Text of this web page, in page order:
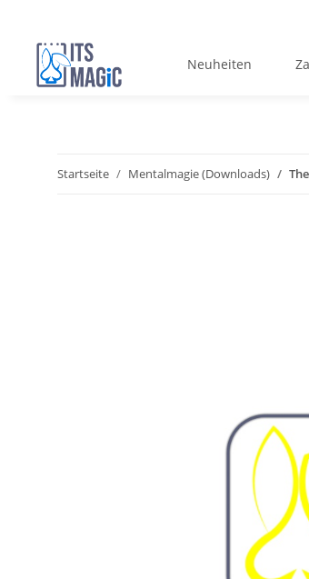
Neuheiten
Startseite Mentalmagie (Downloads)